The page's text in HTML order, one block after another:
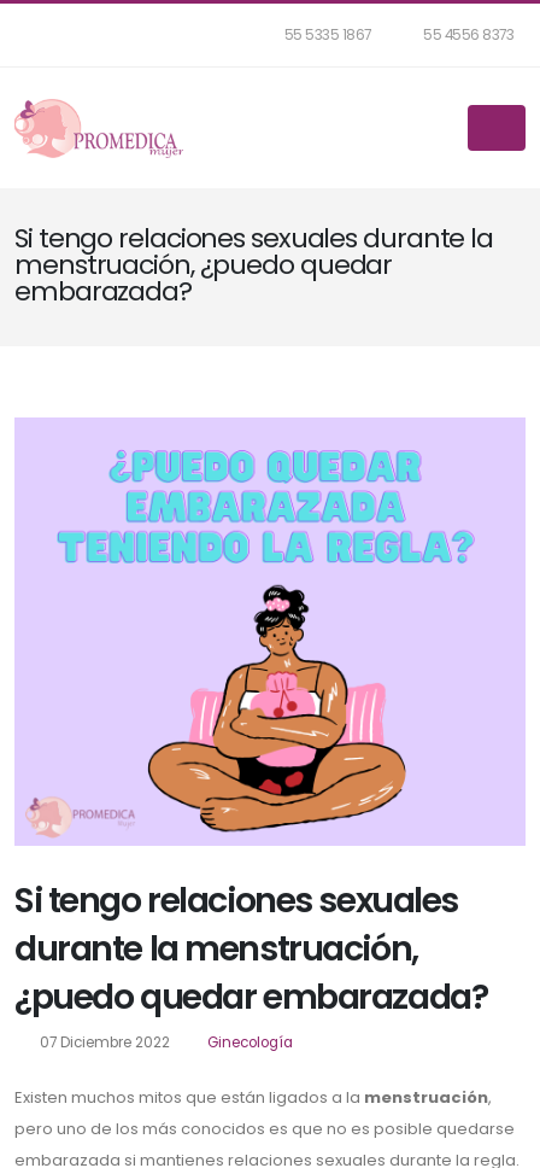
55 5335 1867 55 4556 8373
Si tengo relaciones sexuales durante la
menstruación, ¿puedo quedar
embarazada?
Si tengo relaciones sexuales
durante la menstruación,
¿puedo quedar embarazada?
07 Diciembre 2022 Ginecología
Existen muchos mitos que están ligados a la menstruación,
pero uno de los más conocidos es que no es posible quedarse
embarazada si mantienes relaciones sexuales durante la regla.